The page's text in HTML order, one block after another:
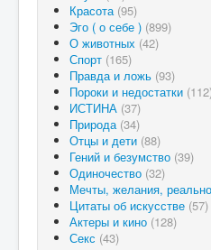
Красота (95)
Эго ( о себе ) (899)
О животных (42)
Спорт (165)
Правда и ложь (93)
Пороки и недостатки
ИСТИНА (37)
Природа (34)
Отцы и дети (88)
Гений и безумство (39)
Одиночество (32)
Мечты, желания,
Цитаты об искусстве (57)
Актеры и кино (128)
Секс (43)